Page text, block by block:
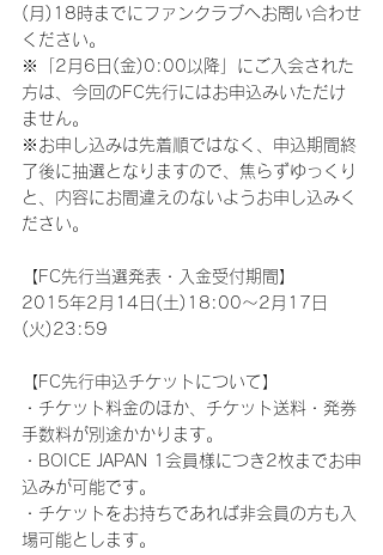
(月)18時までにファンクラブへお問い合わせ
ください。
※「2月6日(金)0:00以降」にご入会された
方は、今回のFC先行にはお申込みいただけ
ません。
※お申し込みは先着順ではなく、申込期間終
了後に抽選となりますので、焦らずゆっくり
と、内容にお間違えのないようお申し込みく
ださい。
【FC先行当選発表・入金受付期間】
2015年2月14日(土)18:00～2月17日
(火)23:59
【FC先行申込チケットについて】
・チケット料金のほか、チケット送料・発券
手数料が別途かかります。
・BOICE JAPAN 1会員様につき2枚までお申
込みが可能です。
・チケットをお持ちであれば非会員の方も入
場可能とします。